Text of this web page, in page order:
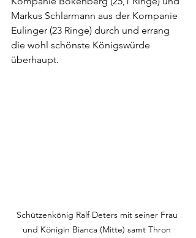
Markus Schlarmann aus der Kompanie
Eulinger (23 Ringe) durch und errang
die wohl schönste Königswürde
überhaupt.
Schützenkönig Ralf Deters mit seiner Frau
und Königin Bianca (Mitte) samt Thron